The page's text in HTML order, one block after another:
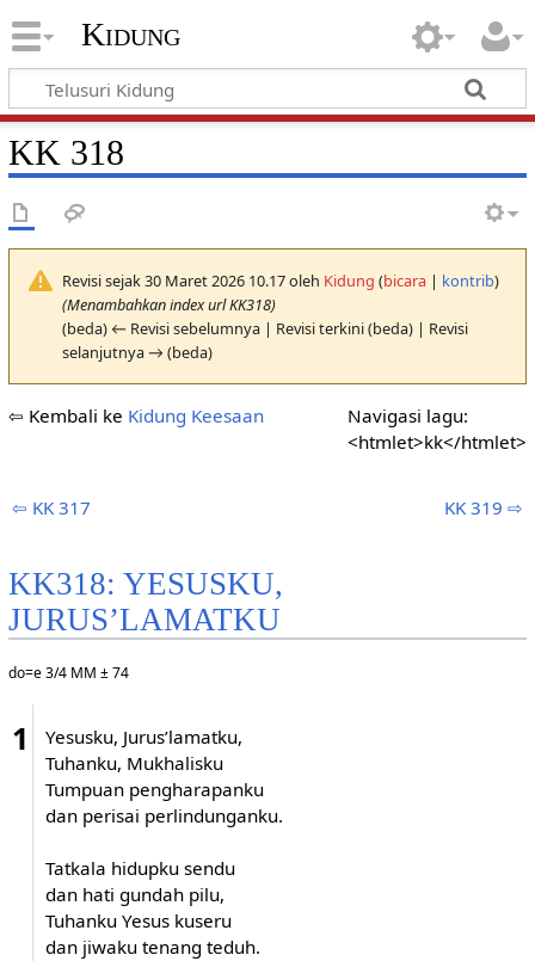
Kidung
KK 318
Revisi sejak 30 Maret 2026 10.17 oleh Kidung (bicara| kontrib)
(Menambahkan index url KK318)
(beda) ← Revisi sebelumnya | Revisi terkini (beda) | Revisi
selanjutnya → (beda)
Navigasi lagu:
<htmlet>kk</htmlet>
⇦ Kembali ke Kidung Keesaan
⇦ KK 317 KK 319 ⇨
KK318: YESUSKU,
JURUS’LAMATKU
do=e 3/4 MM ± 74
1
Yesusku, Jurus’lamatku,
Tuhanku, Mukhalisku
Tumpuan pengharapanku
dan perisai perlindunganku.
Tatkala hidupku sendu
dan hati gundah pilu,
Tuhanku Yesus kuseru
dan jiwaku tenang teduh.